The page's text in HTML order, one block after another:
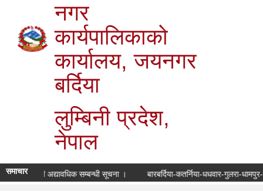
नगर
कार्यपालिकाको
कार्यालय, जयनगर
बर्दिया
लुम्बिनी प्रदेश,
नेपाल
समाचारनामावली अद्यावधिक सम्बन्धी सूचना । बारबर्दिया-कतर्निया-धधवार-गुलरा-